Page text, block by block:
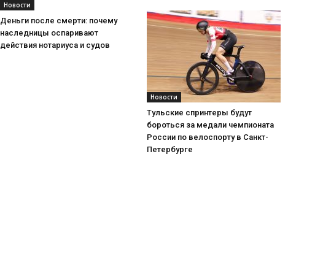
Новости
Деньги после смерти: почему
наследницы оспаривают
действия нотариуса и судов
Новости
Тульские спринтеры будут
бороться за медали чемпионата
России по велоспорту в Санкт-
Петербурге